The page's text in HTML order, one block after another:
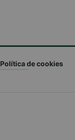
Política de cookies